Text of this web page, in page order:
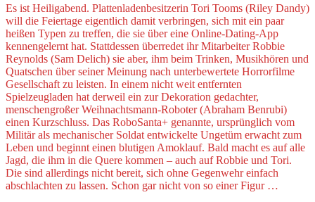
Es ist Heiligabend. Plattenladenbesitzerin Tori Tooms (Riley Dandy)
will die Feiertage eigentlich damit verbringen, sich mit ein paar
heißen Typen zu treffen, die sie über eine Online-Dating-App
kennengelernt hat. Stattdessen überredet ihr Mitarbeiter Robbie
Reynolds (Sam Delich) sie aber, ihm beim Trinken, Musikhören und
Quatschen über seiner Meinung nach unterbewertete Horrorfilme
Gesellschaft zu leisten. In einem nicht weit entfernten
Spielzeugladen hat derweil ein zur Dekoration gedachter,
menschengroßer Weihnachtsmann-Roboter (Abraham Benrubi)
einen Kurzschluss. Das RoboSanta+ genannte, ursprünglich vom
Militär als mechanischer Soldat entwickelte Ungetüm erwacht zum
Leben und beginnt einen blutigen Amoklauf. Bald macht es auf alle
Jagd, die ihm in die Quere kommen – auch auf Robbie und Tori.
Die sind allerdings nicht bereit, sich ohne Gegenwehr einfach
abschlachten zu lassen. Schon gar nicht von so einer Figur …